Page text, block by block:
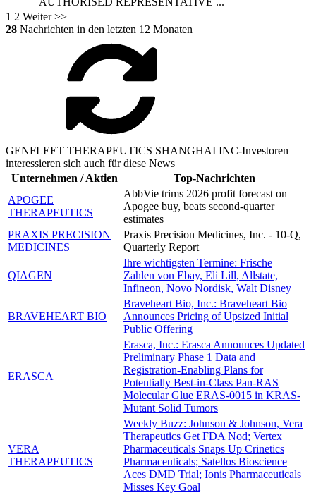
1 2 Weiter >>
28 Nachrichten in den letzten 12 Monaten
GENFLEET THERAPEUTICS SHANGHAI INC-Investoren
interessieren sich auch für diese News
Unternehmen / Aktien
Top-Nachrichten
APOGEE
THERAPEUTICS
AbbVie trims 2026 profit forecast on
Apogee buy, beats second-quarter
estimates
PRAXIS PRECISION
MEDICINES
Praxis Precision Medicines, Inc. - 10-Q,
Quarterly Report
QIAGEN
Ihre wichtigsten Termine: Frische
Zahlen von Ebay, Eli Lill, Allstate,
Infineon, Novo Nordisk, Walt Disney
BRAVEHEART BIO
Braveheart Bio, Inc.: Braveheart Bio
Announces Pricing of Upsized Initial
Public Offering
ERASCA
Erasca, Inc.: Erasca Announces Updated
Preliminary Phase 1 Data and
Registration-Enabling Plans for
Potentially Best-in-Class Pan-RAS
Molecular Glue ERAS-0015 in KRAS-
Mutant Solid Tumors
VERA
THERAPEUTICS
Weekly Buzz: Johnson & Johnson, Vera
Therapeutics Get FDA Nod; Vertex
Pharmaceuticals Snaps Up Crinetics
Pharmaceuticals; Satellos Bioscience
Aces DMD Trial; Ionis Pharmaceuticals
Misses Key Goal